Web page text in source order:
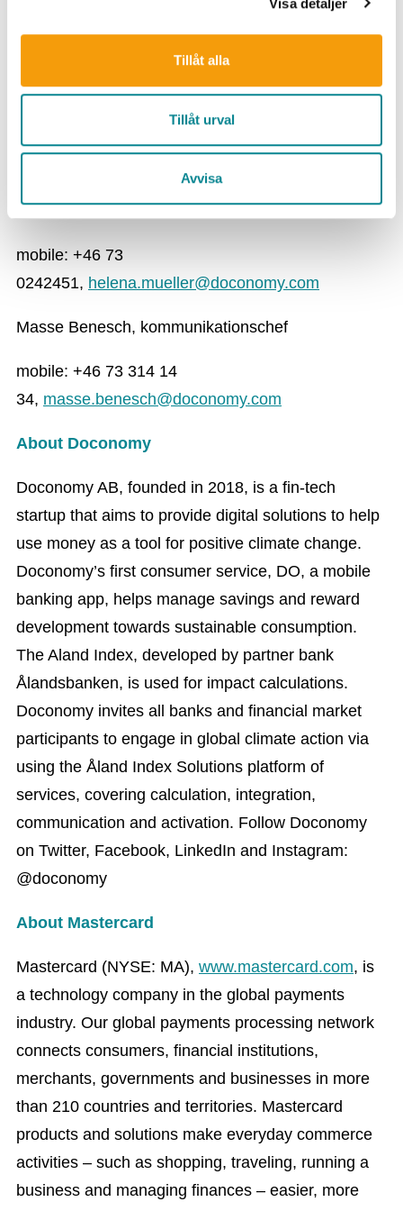
Tillåt alla
Tillåt urval
Avvisa
Nathalie Green, vd Doconomy
mobile: +46 70 606 93
05,
Helena Mueller, Doconomys chef för Åland Index
Solutions
mobile: +46 73
0242451, helena.mueller@doconomy.com
Masse Benesch, kommunikationschef
mobile: +46 73 314 14
34, masse.benesch@doconomy.com
About Doconomy
Doconomy AB, founded in 2018, is a fin-tech
startup that aims to provide digital solutions to help
use money as a tool for positive climate change.
Doconomy’s first consumer service, DO, a mobile
banking app, helps manage savings and reward
development towards sustainable consumption.
The Aland Index, developed by partner bank
Ålandsbanken, is used for impact calculations.
Doconomy invites all banks and financial market
participants to engage in global climate action via
using the Åland Index Solutions platform of
services, covering calculation, integration,
communication and activation. Follow Doconomy
on Twitter, Facebook, LinkedIn and Instagram:
@doconomy
About Mastercard
Mastercard (NYSE: MA), www.mastercard.com, is
a technology company in the global payments
industry. Our global payments processing network
connects consumers, financial institutions,
merchants, governments and businesses in more
than 210 countries and territories. Mastercard
products and solutions make everyday commerce
activities – such as shopping, traveling, running a
business and managing finances – easier, more